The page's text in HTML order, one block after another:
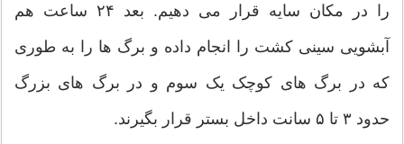
را در مکان سایه قرار می دهیم. بعد ۲۴ ساعت هم
آبشویی سینی کشت را انجام داده و برگ ها را به طوری
که در برگ های کوچک یک سوم و در برگ های بزرگ
حدود ۳ تا ۵ سانت داخل بستر قرار بگیرند.